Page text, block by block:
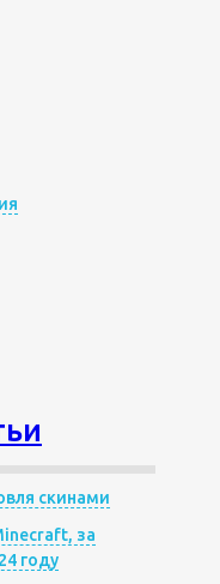
скинами
за
году